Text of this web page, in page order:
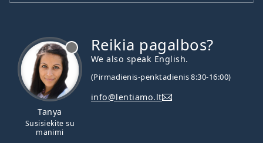
Tanya
Susisiekite su
manimi
Reikia pagalbos?
We also speak English.
(Pirmadienis-penktadienis 8:30-16:00)
info@lentiamo.lt